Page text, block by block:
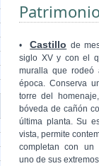
Patrimonio
•Castillo de
siglo XV y con el
muralla que
época. Conserva
torre del
bóveda de cañón
última planta. Su
vista, permite
completan con un
uno de sus